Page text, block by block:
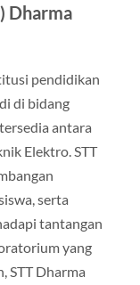
Dharma
pendidikan
di bidang
antara
Elektro. STT
serta
tantangan
yang
STT Dharma